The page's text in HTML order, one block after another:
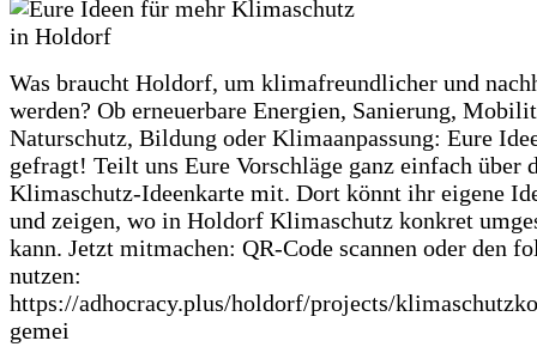
Was braucht Holdorf, um klimafreundlicher und
werden? Ob erneuerbare Energien, Sanierung,
Naturschutz, Bildung oder Klimaanpassung: Eure
gefragt! Teilt uns Eure Vorschläge ganz einfach über
Klimaschutz-Ideenkarte mit. Dort könnt ihr eigene
und zeigen, wo in Holdorf Klimaschutz konkret
kann. Jetzt mitmachen: QR-Code scannen oder den
nutzen:
https://adhocracy.plus/holdorf/projects/
gemei